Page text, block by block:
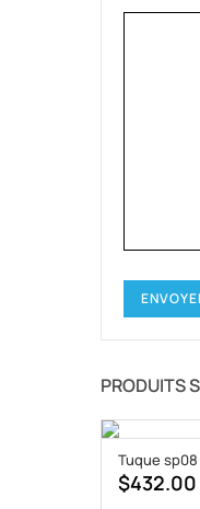
PRODUITS
Tuque sp08
$432.00